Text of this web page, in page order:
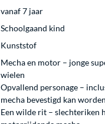
vanaf 7 jaar
Schoolgaand kind
Kunststof
Mecha en motor – jonge
wielen
Opvallend personage –
mecha bevestigd kan worden
Een wilde rit – slechteriken